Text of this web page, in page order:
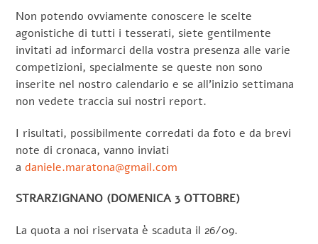
Non potendo ovviamente conoscere le scelte
agonistiche di tutti i tesserati, siete gentilmente
invitati ad informarci della vostra presenza alle varie
competizioni, specialmente se queste non sono
inserite nel nostro calendario e se all’inizio settimana
non vedete traccia sui nostri report.
I risultati, possibilmente corredati da foto e da brevi
note di cronaca, vanno inviati
adaniele.maratona@gmail.com
STRARZIGNANO (DOMENICA 3 OTTOBRE)
La quota a noi riservata è scaduta il 26/09.